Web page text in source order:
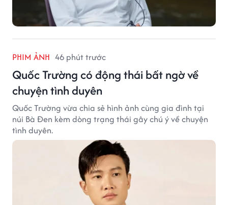
PHIM ẢNH 46 phút trước
Quốc Trường có động thái bất ngờ về
chuyện tình duyên
Quốc Trường vừa chia sẻ hình ảnh cùng gia đình tại
núi Bà Đen kèm dòng trạng thái gây chú ý về chuyện
tình duyên.